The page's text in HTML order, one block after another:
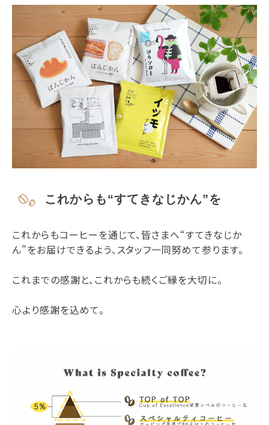
これからも“すてきなじかん”を
これからもコーヒーを通じて、皆さまへ“すてきなじか
ん”をお届けできるよう、スタッフ一同努めて参ります。
これまでの感謝と、これからも続くご縁を大切に。
心より感謝を込めて。